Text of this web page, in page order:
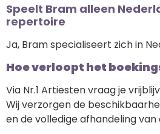
Speelt Bram alleen
repertoire
Ja, Bram specialiseert zich in
Hoe verloopt het
Via Nr.1 Artiesten vraag je
Wij verzorgen de
en de volledige afhandeling van